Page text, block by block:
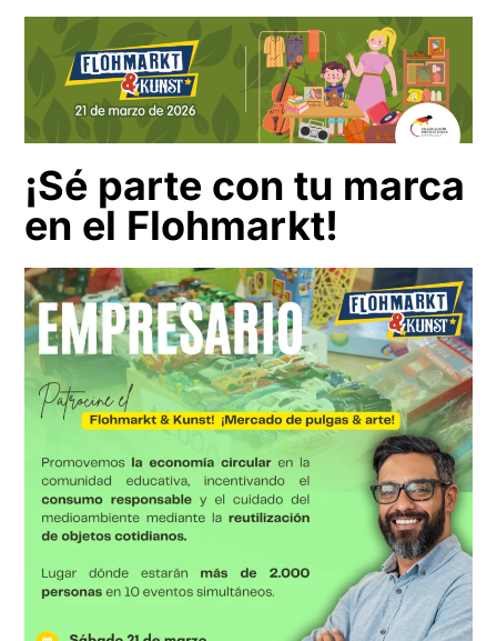
+Sabatinos
diurnos
¡Sé parte con tu marca
en el Flohmarkt!